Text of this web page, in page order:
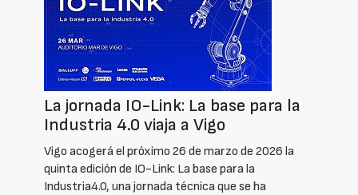
La jornada IO-Link: La base para la
Industria 4.0 viaja a Vigo
Vigo acogerá el próximo 26 de marzo de 2026 la
quinta edición de IO-Link: La base para la
Industria4.0, una jornada técnica que se ha